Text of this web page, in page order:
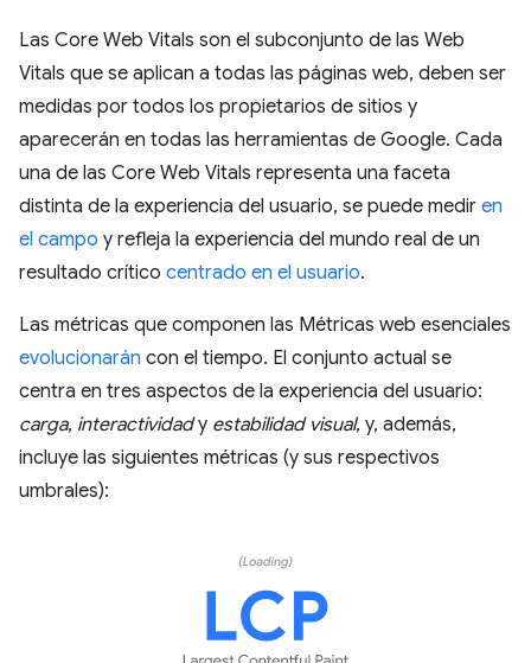
Las Core Web Vitals son el subconjunto de las Web
Vitals que se aplican a todas las páginas web, deben ser
medidas por todos los propietarios de sitios y
aparecerán en todas las herramientas de Google. Cada
una de las Core Web Vitals representa una faceta
distinta de la experiencia del usuario, se puede medir en
el campo y refleja la experiencia del mundo real de un
resultado crítico centrado en el usuario.
Las métricas que componen las Métricas web esenciales
evolucionarán con el tiempo. El conjunto actual se
centra en tres aspectos de la experiencia del usuario:
carga, interactividady estabilidad visual, y, además,
incluye las siguientes métricas (y sus respectivos
umbrales):